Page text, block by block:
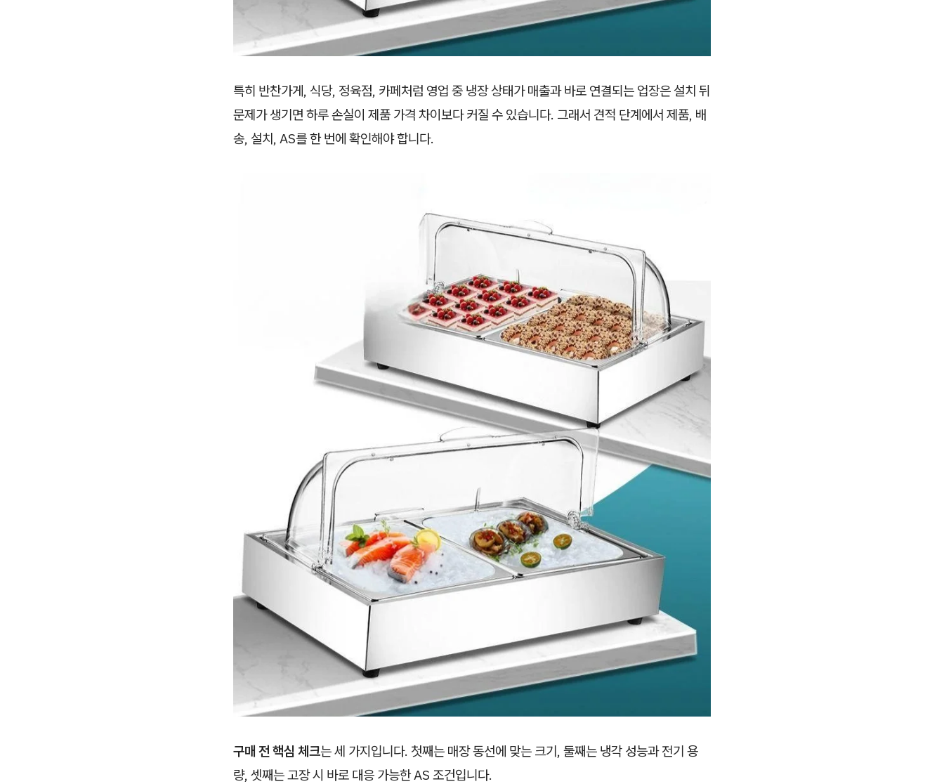
특히 반찬가게, 식당, 정육점, 카페처럼 영업 중 냉장 상태가 매출과 바로 연결되는 업장은 설치 뒤
문제가 생기면 하루 손실이 제품 가격 차이보다 커질 수 있습니다. 그래서 견적 단계에서 제품, 배
송, 설치, AS를 한 번에 확인해야 합니다.
구매 전 핵심 체크는 세 가지입니다. 첫째는 매장 동선에 맞는 크기, 둘째는 냉각 성능과 전기 용
량, 셋째는 고장 시 바로 대응 가능한 AS 조건입니다.